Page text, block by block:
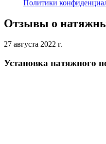
Политики
Отзывы о
27 августа 2022 г.
Установка натяжного